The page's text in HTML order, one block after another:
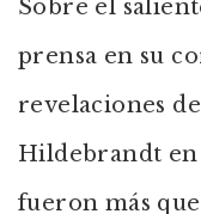
Sobre el
prensa en su
revelaciones
Hildebrandt en
fueron más